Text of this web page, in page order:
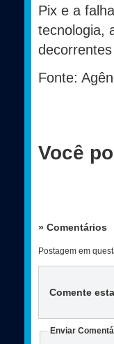
Pix e a
tecnologia,
Fonte:
Você
» Comentários
Postagem em
Comente
Enviar